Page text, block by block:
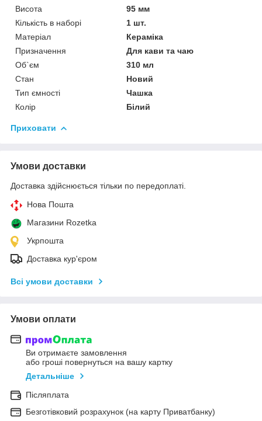
Висота
95 мм
Кількість в наборі
1 шт.
Матеріал
Кераміка
Призначення
Для кави та чаю
Об`єм
310 мл
Стан
Новий
Тип ємності
Чашка
Колір
Білий
Приховати
Умови доставки
Доставка здійснюється тільки по передоплаті.
Нова Пошта
Магазини Rozetka
Укрпошта
Доставка кур'єром
Всі умови доставки
Умови оплати
Ви отримаєте замовлення
або гроші повернуться на вашу картку
Детальніше
Післяплата
Безготівковий розрахунок (на карту Приватбанку)